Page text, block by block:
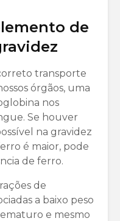
de
transporte
órgãos, uma
nos
Se houver
na gravidez
é maior, pode
de ferro.
de
a baixo peso
e mesmo